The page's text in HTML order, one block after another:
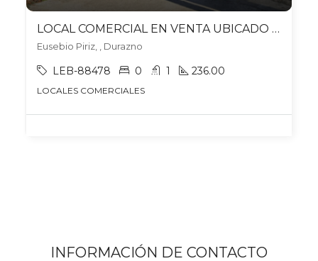
LOCAL COMERCIAL EN VENTA UBICADO EN DURAZNO
Eusebio Piriz, , Durazno
LEB-88478 0 1 236.00
LOCALES COMERCIALES
INFORMACIÓN DE CONTACTO